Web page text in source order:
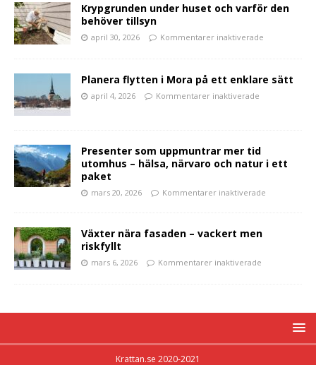
Krypgrunden under huset och varför den
behöver tillsyn
april 30, 2026 Kommentarer inaktiverade
Planera flytten i Mora på ett enklare sätt
april 4, 2026 Kommentarer inaktiverade
Presenter som uppmuntrar mer tid
utomhus – hälsa, närvaro och natur i ett
paket
mars 20, 2026 Kommentarer inaktiverade
Växter nära fasaden – vackert men
riskfyllt
mars 6, 2026 Kommentarer inaktiverade
Krattan.se 2020-2021